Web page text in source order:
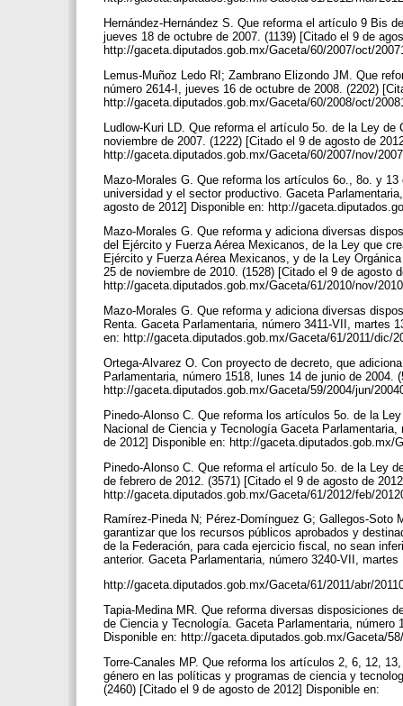
Hernández-Hernández S. Que reforma el artículo 9 Bis
jueves 18 de octubre de 2007. (1139) [Citado el 9 de
http://gaceta.diputados.gob.mx/Gaceta/60/2007/oct/
Lemus-Muñoz Ledo RI; Zambrano Elizondo JM. Que
número 2614-I, jueves 16 de octubre de 2008. (2202)
http://gaceta.diputados.gob.mx/Gaceta/60/2008/oct/
Ludlow-Kuri LD. Que reforma el artículo 5o. de la Ley
noviembre de 2007. (1222) [Citado el 9 de agosto de
http://gaceta.diputados.gob.mx/Gaceta/60/2007/nov/
Mazo-Morales G. Que reforma los artículos 6o., 8o. y
universidad y el sector productivo. Gaceta
agosto de 2012] Disponible en: http://
Mazo-Morales G. Que reforma y adiciona diversas
del Ejército y Fuerza Aérea Mexicanos, de la Ley que
Ejército y Fuerza Aérea Mexicanos, y de la Ley
25 de noviembre de 2010. (1528) [Citado el 9 de agosto
http://gaceta.diputados.gob.mx/Gaceta/61/2010/nov/
Mazo-Morales G. Que reforma y adiciona diversas
Renta. Gaceta Parlamentaria, número 3411-VII, martes
en: http://gaceta.diputados.gob.mx/Gaceta/61/2011/dic/
Ortega-Alvarez O. Con proyecto de decreto, que
Parlamentaria, número 1518, lunes 14 de junio de
http://gaceta.diputados.gob.mx/Gaceta/59/2004/jun/
Pinedo-Alonso C. Que reforma los artículos 5o. de la
Nacional de Ciencia y Tecnología Gaceta
de 2012] Disponible en: http://
Pinedo-Alonso C. Que reforma el artículo 5o. de la Ley
de febrero de 2012. (3571) [Citado el 9 de agosto de
http://gaceta.diputados.gob.mx/Gaceta/61/2012/feb/
Ramírez-Pineda N; Pérez-Domínguez G; Gallegos-
garantizar que los recursos públicos aprobados y
de la Federación, para cada ejercicio fiscal, no sean
anterior. Gaceta Parlamentaria, número 3240-VII,
http://gaceta.diputados.gob.mx/Gaceta/61/2011/abr/
Tapia-Medina MR. Que reforma diversas disposiciones
de Ciencia y Tecnología. Gaceta Parlamentaria,
Disponible en: http://gaceta.diputados.gob.mx/Gaceta/
Torre-Canales MP. Que reforma los artículos 2, 6, 12,
género en las políticas y programas de ciencia y
(2460) [Citado el 9 de agosto de 2012] Disponible en: